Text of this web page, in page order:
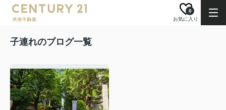
お気に入り
0
子連れのブログ一覧